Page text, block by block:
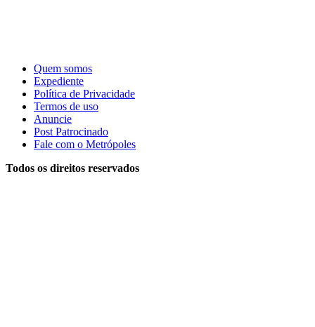
Quem somos
Expediente
Política de Privacidade
Termos de uso
Anuncie
Post Patrocinado
Fale com o Metrópoles
Todos os direitos reservados